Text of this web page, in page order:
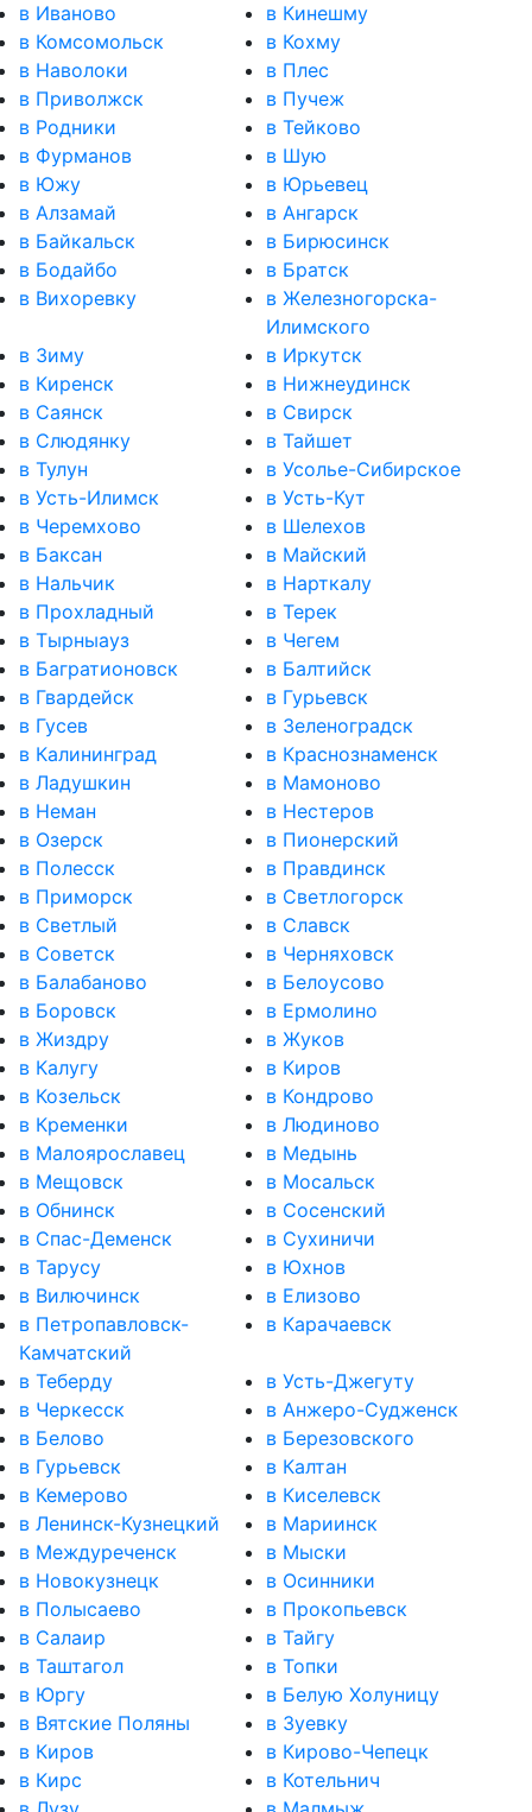
в Иваново
в Кинешму
в Комсомольск
в Кохму
в Наволоки
в Плес
в Приволжск
в Пучеж
в Родники
в Тейково
в Фурманов
в Шую
в Южу
в Юрьевец
в Алзамай
в Ангарск
в Байкальск
в Бирюсинск
в Бодайбо
в Братск
в Вихоревку
в Железногорска-
Илимского
в Зиму
в Иркутск
в Киренск
в Нижнеудинск
в Саянск
в Свирск
в Слюдянку
в Тайшет
в Тулун
в Усолье-Сибирское
в Усть-Илимск
в Усть-Кут
в Черемхово
в Шелехов
в Баксан
в Майский
в Нальчик
в Нарткалу
в Прохладный
в Терек
в Тырныауз
в Чегем
в Багратионовск
в Балтийск
в Гвардейск
в Гурьевск
в Гусев
в Зеленоградск
в Калининград
в Краснознаменск
в Ладушкин
в Мамоново
в Неман
в Нестеров
в Озерск
в Пионерский
в Полесск
в Правдинск
в Приморск
в Светлогорск
в Светлый
в Славск
в Советск
в Черняховск
в Балабаново
в Белоусово
в Боровск
в Ермолино
в Жиздру
в Жуков
в Калугу
в Киров
в Козельск
в Кондрово
в Кременки
в Людиново
в Малоярославец
в Медынь
в Мещовск
в Мосальск
в Обнинск
в Сосенский
в Спас-Деменск
в Сухиничи
в Тарусу
в Юхнов
в Вилючинск
в Елизово
в Петропавловск-
Камчатский
в Карачаевск
в Теберду
в Усть-Джегуту
в Черкесск
в Анжеро-Судженск
в Белово
в Березовского
в Гурьевск
в Калтан
в Кемерово
в Киселевск
в Ленинск-Кузнецкий
в Мариинск
в Междуреченск
в Мыски
в Новокузнецк
в Осинники
в Полысаево
в Прокопьевск
в Салаир
в Тайгу
в Таштагол
в Топки
в Юргу
в Белую Холуницу
в Вятские Поляны
в Зуевку
в Киров
в Кирово-Чепецк
в Кирс
в Котельнич